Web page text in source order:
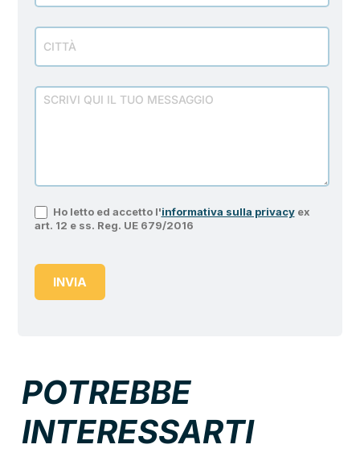
Ho letto ed accetto l'informativa sulla privacyex
art. 12 e ss. Reg. UE 679/2016
INVIA
POTREBBE
INTERESSARTI